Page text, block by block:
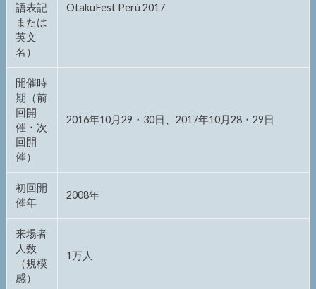
語表記
または
英文
名）
OtakuFest Perú 2017
開催時
期（前
回開
催・次
回開
催）
2016年10月29・30日、2017年10月28・29日
初回開
催年
2008年
来場者
人数
（規模
感）
1万人